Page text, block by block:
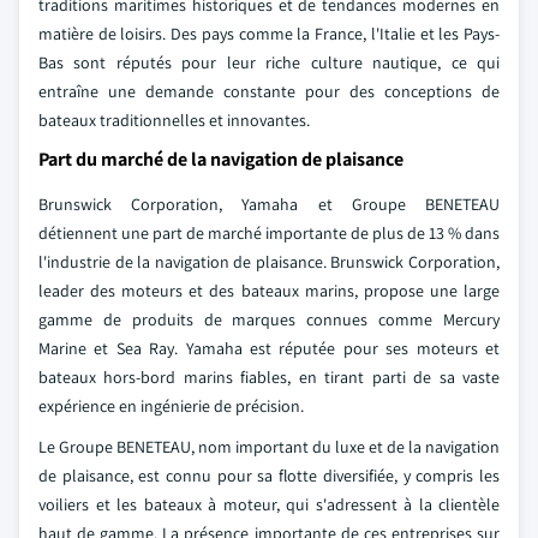
traditions maritimes historiques et de tendances modernes en
matière de loisirs. Des pays comme la France, l'Italie et les Pays-
Bas sont réputés pour leur riche culture nautique, ce qui
entraîne une demande constante pour des conceptions de
bateaux traditionnelles et innovantes.
Part du marché de la navigation de plaisance
Brunswick Corporation, Yamaha et Groupe BENETEAU
détiennent une part de marché importante de plus de 13 % dans
l'industrie de la navigation de plaisance. Brunswick Corporation,
leader des moteurs et des bateaux marins, propose une large
gamme de produits de marques connues comme Mercury
Marine et Sea Ray. Yamaha est réputée pour ses moteurs et
bateaux hors-bord marins fiables, en tirant parti de sa vaste
expérience en ingénierie de précision.
Le Groupe BENETEAU, nom important du luxe et de la navigation
de plaisance, est connu pour sa flotte diversifiée, y compris les
voiliers et les bateaux à moteur, qui s'adressent à la clientèle
haut de gamme. La présence importante de ces entreprises sur